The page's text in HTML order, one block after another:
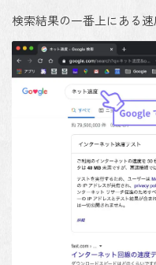
検索結果の一番上にある